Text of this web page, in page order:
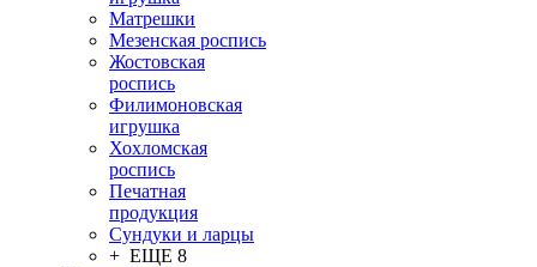
Матрешки
Мезенская роспись
Жостовская
роспись
Филимоновская
игрушка
Хохломская
роспись
Печатная
продукция
Сундуки и ларцы
+ ЕЩЕ 8